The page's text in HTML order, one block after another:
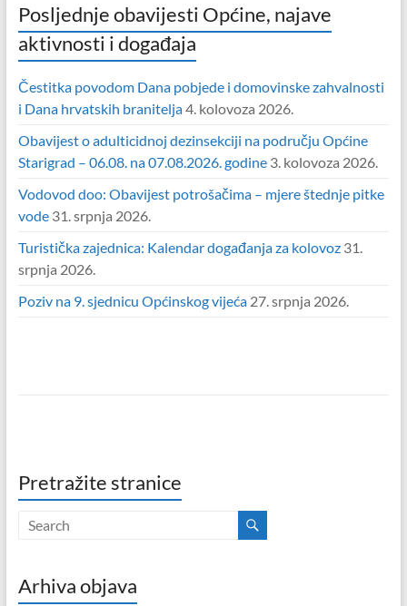
Posljednje obavijesti Općine, najave
aktivnosti i događaja
Čestitka povodom Dana pobjede i domovinske zahvalnosti
i Dana hrvatskih branitelja4. kolovoza 2026.
Obavijest o adulticidnoj dezinsekciji na području Općine
Starigrad – 06.08. na 07.08.2026. godine 3. kolovoza 2026.
Vodovod doo: Obavijest potrošačima – mjere štednje pitke
vode 31. srpnja 2026.
Turistička zajednica: Kalendar događanja za kolovoz 31.
srpnja 2026.
Poziv na 9. sjednicu Općinskog vijeća 27. srpnja 2026.
Pretražite stranice
Arhiva objava